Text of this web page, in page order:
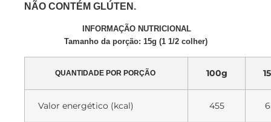
NÃO CONTÉM GLÚTEN.
INFORMAÇÃO NUTRICIONAL
Tamanho da porção: 15g (1 1/2 colher)
QUANTIDADE POR PORÇÃO 100g
Valor energético (kcal) 455